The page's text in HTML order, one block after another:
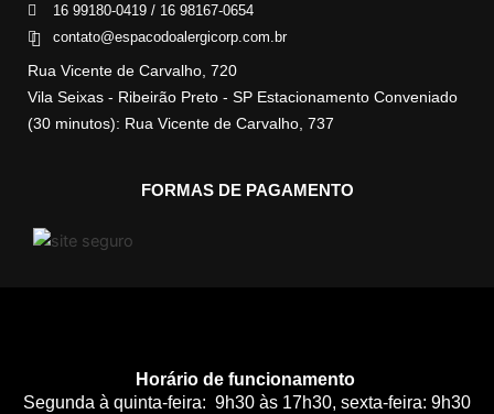
16 99180-0419 / 16 98167-0654
contato@espacodoalergicorp.com.br
Rua Vicente de Carvalho, 720
Vila Seixas - Ribeirão Preto - SP Estacionamento Conveniado
(30 minutos): Rua Vicente de Carvalho, 737
FORMAS DE PAGAMENTO
Horário de funcionamento
Segunda à quinta-feira: 9h30 às 17h30, sexta-feira: 9h30